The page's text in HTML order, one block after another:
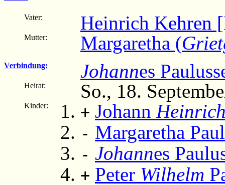
Vater: Heinrich Kehren
Mutter: Margaretha (
Verbindung: Johannes
Heirat: So., 18.
Kinder: + Johann
- Margaretha
- Johannes
+ Peter Wilhelm